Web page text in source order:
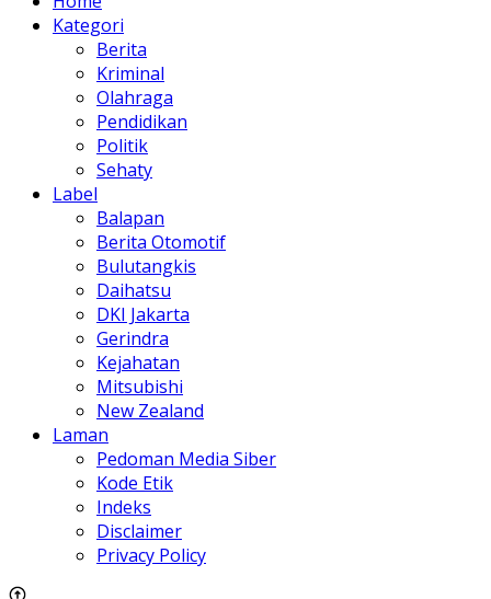
Kategori
Berita
Kriminal
Olahraga
Pendidikan
Politik
Sehaty
Label
Balapan
Berita Otomotif
Bulutangkis
Daihatsu
DKI Jakarta
Gerindra
Kejahatan
Mitsubishi
New Zealand
Laman
Pedoman Media Siber
Kode Etik
Indeks
Disclaimer
Privacy Policy